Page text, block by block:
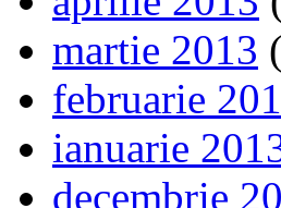
martie 2013
februarie
ianuarie
decembrie